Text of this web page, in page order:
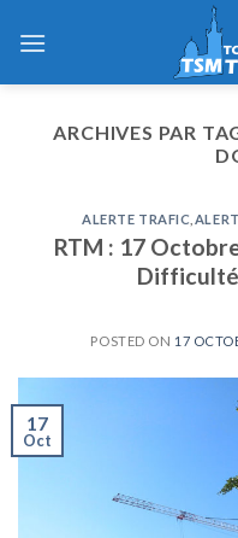
ARCHIVES PAR
ALERTE TRAFIC
RTM : 17
POSTED ON 17
17
Oct